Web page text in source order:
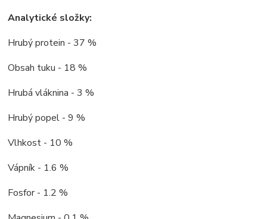
Analytické složky:
Hrubý protein - 37 %
Obsah tuku - 18 %
Hrubá vláknina - 3 %
Hrubý popel - 9 %
Vlhkost - 10 %
Vápník - 1.6 %
Fosfor - 1.2 %